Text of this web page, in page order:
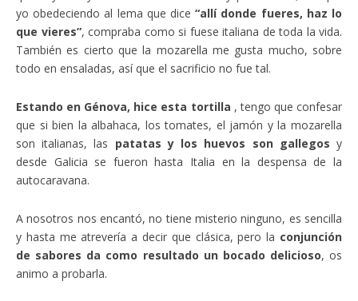
yo obedeciendo al lema que dice“allí donde fueres, haz lo
que vieres”, compraba como si fuese italiana de toda la vida.
También es cierto que la mozarella me gusta mucho, sobre
todo en ensaladas, así que el sacrificio no fue tal.
Estando en Génova, hice esta tortilla , tengo que confesar
que si bien la albahaca, los tomates, el jamón y la mozarella
son italianas, las patatas y los huevos son gallegos y
desde Galicia se fueron hasta Italia en la despensa de la
autocaravana.
A nosotros nos encantó, no tiene misterio ninguno, es sencilla
y hasta me atrevería a decir que clásica, pero la conjunción
de sabores da como resultado un bocado delicioso, os
animo a probarla.